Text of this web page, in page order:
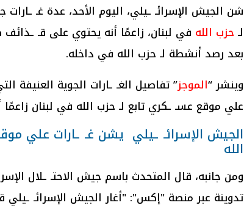
شن الجيش الإسرائـ ـيلي، اليوم الأحد، عدة غـ
لـ حزب الله في لبنان، زاعمًا أنه يحتوي على قـ ـذائف
بعد رصد أنشطة لـ حزب الله في داخله.
وينشر “الموجز” تفاصيل الغـ ـارات الجوية العنيفة
علي موقع عسـ ـكري تابع لـ حزب الله في لبنان زاعمًا
الجيش الإسرائـ ـيلي يشن غـ ـارات علي
الله
ومن جانبه، قال المتحدث باسم جيش الاحتـ ـلال
تدوينة عبر منصة "إكس": "أغار الجيش الإسرائـ